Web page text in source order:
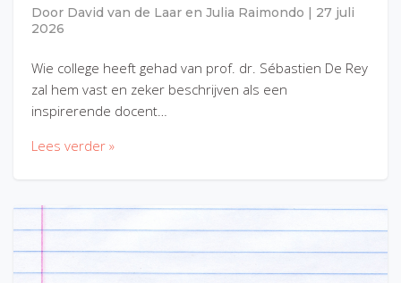
Door David van de Laar en Julia Raimondo
27 juli
2026
Wie college heeft gehad van prof. dr. Sébastien De Rey
zal hem vast en zeker beschrijven als een
inspirerende docent…
Lees verder »